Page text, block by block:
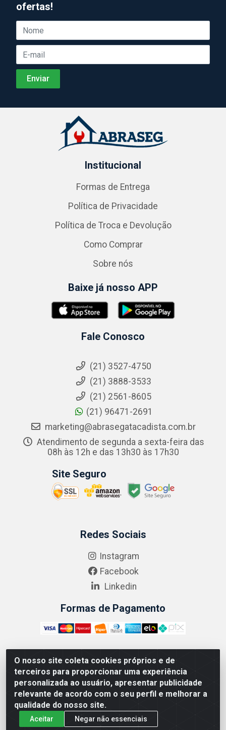
O nosso site coleta cookies próprios e de
terceiros para proporcionar uma experiência
personalizada ao usuário, apresentar publicidade
relevante de acordo com o seu perfil e melhorar a
qualidade do nosso site.
Aceitar Negar não essenciais
ofertas!
Institucional
Formas de Entrega
Política de Privacidade
Política de Troca e Devolução
Como Comprar
Sobre nós
Baixe já nosso APP
Fale Conosco
(21) 3527-4750
(21) 3888-3533
(21) 2561-8605
(21) 96471-2691
marketing@abrasegatacadista.com.br
Atendimento de segunda a sexta-feira das
08h às 12h e das 13h30 às 17h30
Site Seguro
Redes Sociais
Instagram
Facebook
Linkedin
Formas de Pagamento
ABRASEG COMÉRCIO ATACADISTA LTDA - CNPJ:
10.894.768/0001-00 - Avenida Lobo Júnior, 1045 -
Penha Circular - Rio de Janeiro - RJ - CEP 21020-124